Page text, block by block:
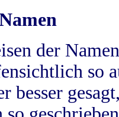
der
so
besser